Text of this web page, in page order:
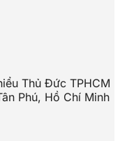
Thủ Đức TPHCM
Phú, Hồ Chí Minh